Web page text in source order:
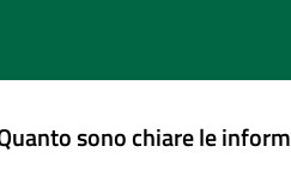
sono chiare le